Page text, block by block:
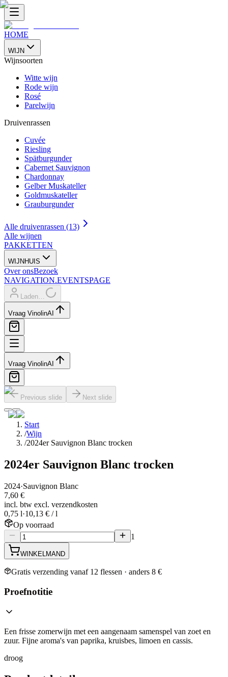
HOME
WIJN
Wijnsoorten
Witte wijn
Rode wijn
Rosé
Parelwijn
Druivenrassen
Cuvée
Riesling
Spätburgunder
Cabernet Sauvignon
Chardonnay
Gelber Muskateller
Goldmuskateller
Grauburgunder
Alle druivenrassen (13)
Alle wijnen
PAKKETTEN
WIJNHUIS
Over onsBezoek
NAVIGATION.EVENTSPAGE
Laden…
Vraag VinolinAI
Vraag VinolinAI
Previous slide Next slide
Start
/Wijn
/2024er Sauvignon Blanc trocken
2024er Sauvignon Blanc trocken
2024·Sauvignon Blanc
7,60 €
incl. btw excl. verzendkosten
0,75 l·10,13 € / l
Op voorraad
1
WINKELMAND
Gratis verzending vanaf 12 flessen · anders 8 €
Proefnotitie
Een frisse zomerwijn met een aangenaam samenspel van zoet en
zuur. Fijne aroma's van paprika, kruisbes, limoen en cassis.
droog